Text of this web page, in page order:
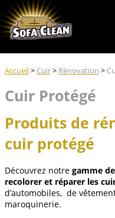
Accueil> Cuir> Rénovation >
Cuir Protégé
Produits de
cuir protégé
Découvrez notre gamme
recolorer et réparer les
d’automobiles, de
maroquinerie.